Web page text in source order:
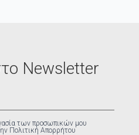
Newsletter
των προσωπικών μου
Πολιτική Απορρήτου